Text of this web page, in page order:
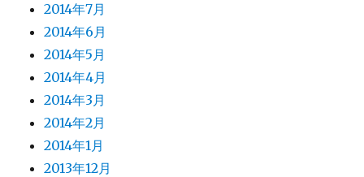
2014年7月
2014年6月
2014年5月
2014年4月
2014年3月
2014年2月
2014年1月
2013年12月